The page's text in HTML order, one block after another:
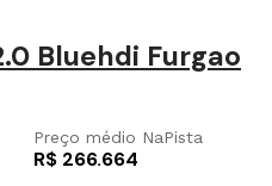
Bluehdi Furgao
Preço médio NaPista
R$ 266.664